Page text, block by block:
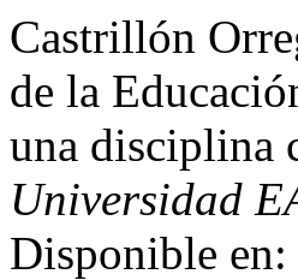
Castrillón
de la
una disciplina
Universidad
Disponible en: